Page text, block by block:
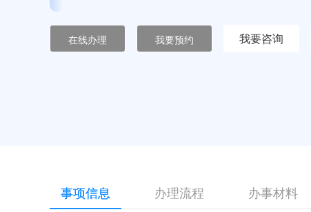
在线办理 我要预约 我要咨询
事项信息 办理流程 办事材料